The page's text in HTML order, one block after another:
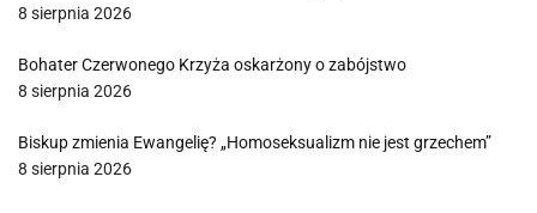
8 sierpnia 2026
Bohater Czerwonego Krzyża oskarżony o zabójstwo
8 sierpnia 2026
Biskup zmienia Ewangelię? „Homoseksualizm nie jest grzechem”
8 sierpnia 2026